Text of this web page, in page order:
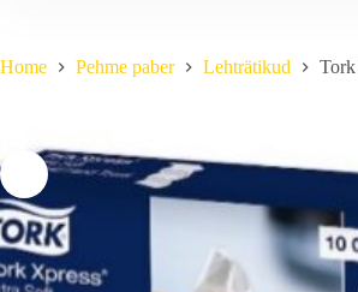
Home Pehme paber Lehträtikud